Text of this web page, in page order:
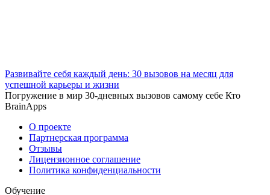
Развивайте себя каждый день: 30 вызовов на месяц для
успешной карьеры и жизни
Погружение в мир 30-дневных вызовов самому себе Кто
BrainApps
О проекте
Партнерская программа
Отзывы
Лицензионное соглашение
Политика конфиденциальности
Обучение